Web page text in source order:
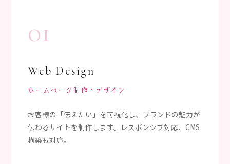
01
Web Design
ホームページ制作・デザイン
お客様の「伝えたい」を可視化し、ブランドの魅力が
伝わるサイトを制作します。レスポンシブ対応、CMS
構築も対応。